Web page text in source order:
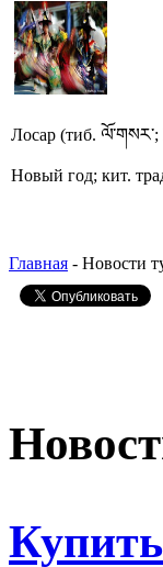
Лосар (тиб.
Новый год; кит.
Главная - Новости